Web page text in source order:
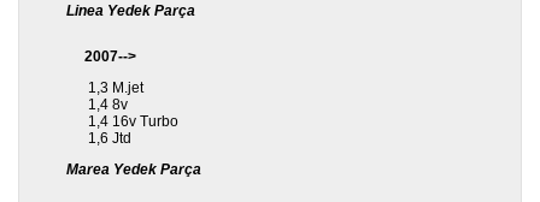
Linea Yedek Parça
2007-->
1,3 M.jet
1,4 8v
1,4 16v Turbo
1,6 Jtd
Marea Yedek Parça